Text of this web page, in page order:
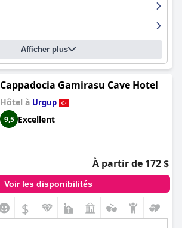
Afficher plus
Cappadocia Gamirasu Cave Hotel
Hôtel à Urgup
9,5 Excellent
À partir de 172 $
Voir les disponibilités
$